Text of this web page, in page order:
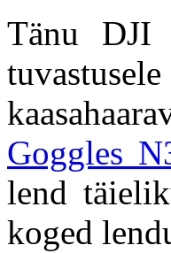
Tänu DJI
Goggles
lend
koged